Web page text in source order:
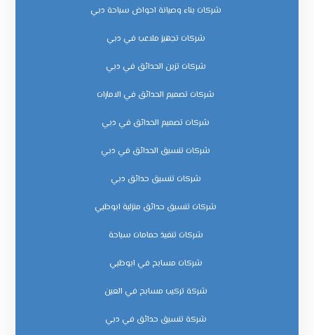
شركات بناء وصيانة احواض سباحة دبي
شركات تجهيز ملاعب في دبي
شركات تزين الحدائق في دبي
شركات تصميم الحدائق في الامارات
شركات تصميم الحدائق في دبي
شركات تنسيق الحدائق في دبي
شركات تنسيق حدائق دبي
شركات تنسيق حدائق منزلية ابوظبي
شركات تنفيذ حمامات سباحة
شركات مسابح في ابوظبي
شركة تركيب مسابح في العين
شركة تنسيق حدائق في دبي